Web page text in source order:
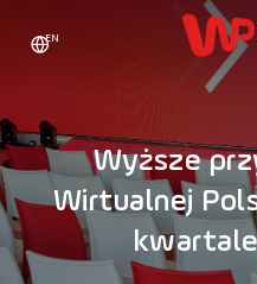
ABOUT US
Who we are
Growth strategy
Statistics
INVESTORS
SHARES
Stock Quotes
WPL Shares
ADVERTISING
CAREER
EN
Wyższe
Wirtualnej